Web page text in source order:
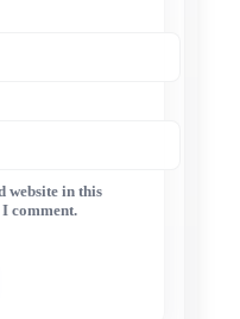
website in this
comment.